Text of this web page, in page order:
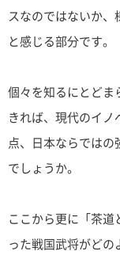
スなのではないか、
と感じる部分です。
個々を知るにとどま
きれば、現代のイ
点、日本ならでは
でしょうか。
ここから更に「茶
った戦国武将がど